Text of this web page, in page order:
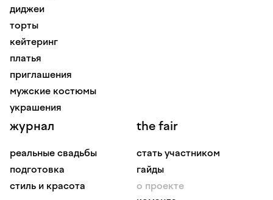
диджеи
торты
кейтеринг
платья
приглашения
мужские костюмы
украшения
журнал
реальные свадьбы
подготовка
стиль и красота
the fair
стать участником
гайды
о проекте